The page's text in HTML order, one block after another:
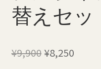
替えセッ
¥9,900元
¥8,250現